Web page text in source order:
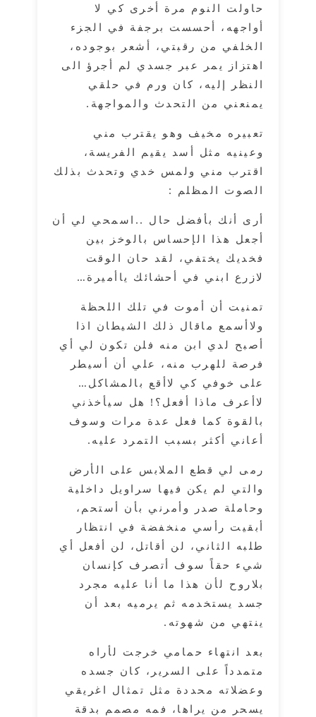
حاولت النوم مرة أخرى كي لا
أواجهه، أحسست برجفة في الجزء
الخلفي من رقبتي، أشعر بوجوده،
اهتزاز يمر عبر جسدي لم أجرؤ الى
النظر إليه، كان ورم في حلقي
يمنعني من التحدث والمواجهة.
تعبيره مخيف وهو يقترب مني
وعينيه مثل أسد يقيم الفريسة،
اقترب مني ولمس خدي وتحدث بذلك
الصوت المظلم :
أرى أنك بأفضل حال ..اسمحي لي أن
أجعل هذا الإحساس بالوخز بين
فخديك يختفي، لقد حان الوقت
لازرع ابني في أحشائك ياأميرة…
تمنيت أن أموت في تلك اللحظة
ولاأسمع ماقال ذلك الشيطان اذا
أصبح لدي ابن منه فلن تكون لي أي
فرصة للهرب منه، علي أن أسيطر
على خوفي كي لاأقع بالمشاكل…
لاأعرف ماذا أفعل؟! هل سيأخذني
بالقوة كما فعل عدة مرات وسوف
أعاني أكثر بسبب التمرد عليه.
رمى لي قطع الملابس على الأرض
والتي لم يكن فيها سراويل داخلية
وحاملة صدر وأمرني بأن أستحم،
أبقيت رأسي منخفضة في انتظار
طلبه الثاني، لن أقاتل، لن أفعل أي
شيء حقاً سوف أتصرف كإنسان
بلاروح لأن هذا ما أنا عليه مجرد
جسد يستخدمه ثم يرميه بعد أن
ينتهي من شهوته.
بعد انتهاء حمامي خرجت لأراه
متمدداً على السرير، كان جسده
وعضلاته محددة مثل تمثال اغريقي
يسحر من يراها، فمه مصمم بدقة